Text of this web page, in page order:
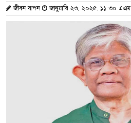
জীবন যাপন জানুয়ারি ২৩, ২০২৫, ১১:৩০ এএম